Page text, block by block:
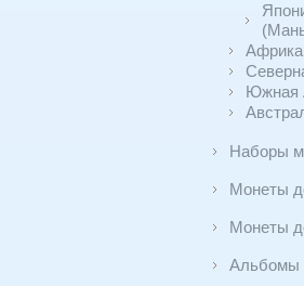
Африка
Южная
Наборы
Монеты
Монеты
Альбомы